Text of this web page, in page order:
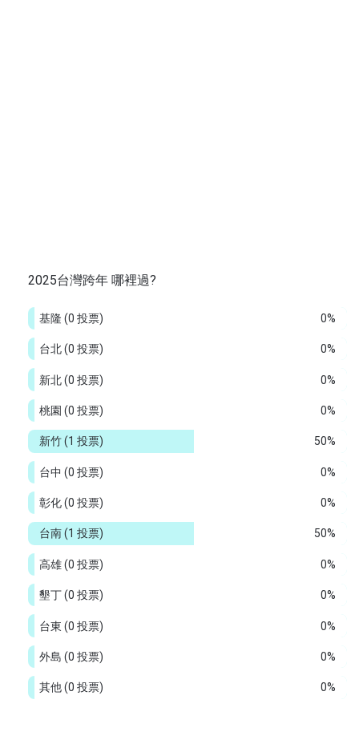
2025台灣跨年 哪裡過?
0%
基隆 (0 投票)
0%
台北(0 投票)
0%
新北(0 投票)
0%
桃園 (0 投票)
50%
新竹(1 投票)
0%
台中 (0 投票)
0%
彰化(0 投票)
50%
台南(1 投票)
0%
高雄(0 投票)
0%
墾丁(0 投票)
0%
台東 (0 投票)
0%
外島 (0 投票)
0%
其他(0 投票)